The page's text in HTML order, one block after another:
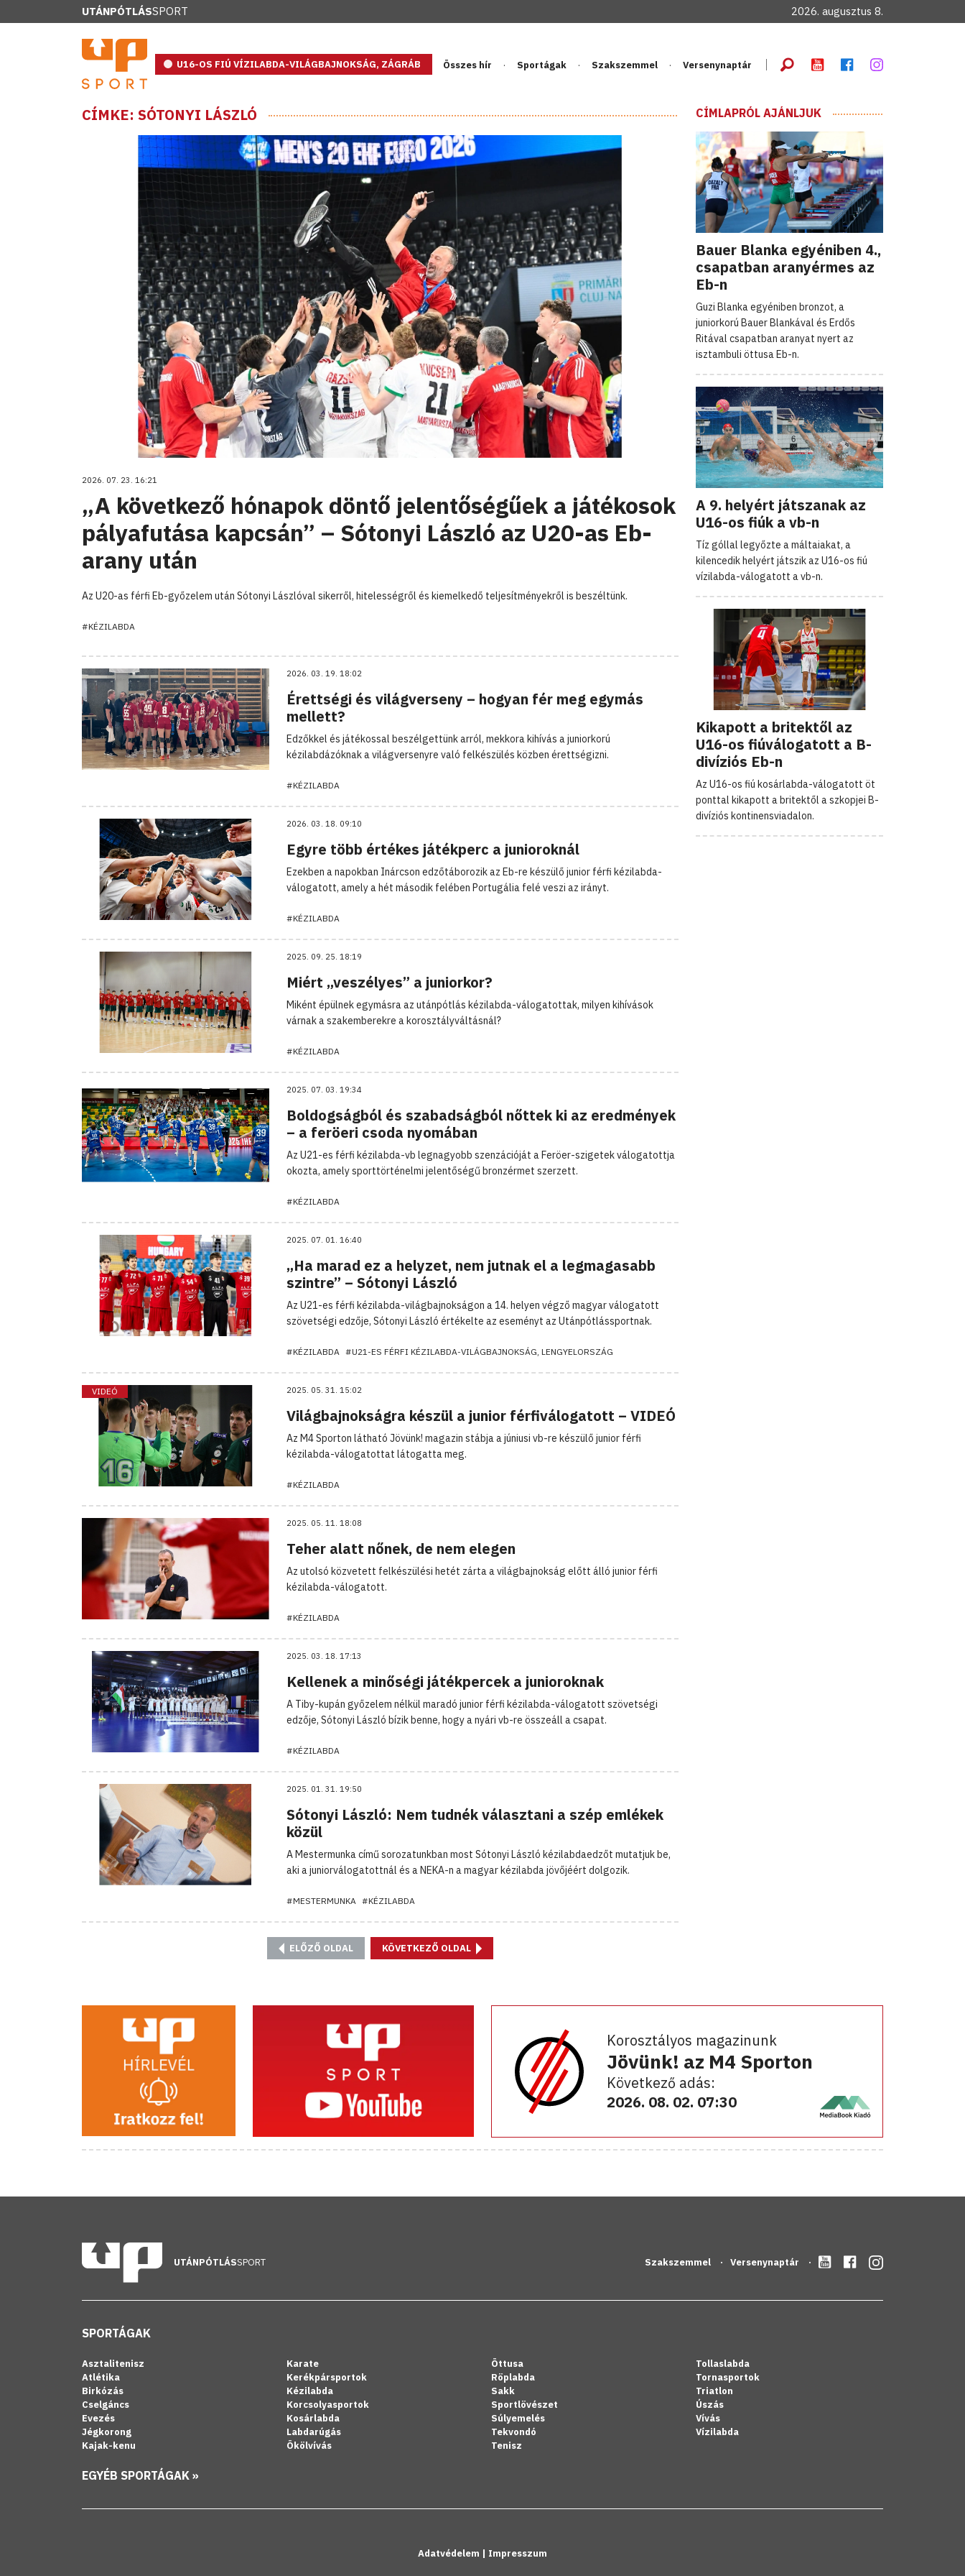
UTÁNPÓTLÁSSPORT 2026. augusztus 8.
U16-OS FIÚ VÍZILABDA-VILÁGBAJNOKSÁG, ZÁGRÁB Összes hír Sportágak Szakszemmel Versenynaptár
CÍMKE: SÓTONYI LÁSZLÓ
2026. 07. 23. 16:21
„A következő hónapok döntő jelentőségűek a játékosok
pályafutása kapcsán” – Sótonyi László az U20-as Eb-
arany után
Az U20-as férfi Eb-győzelem után Sótonyi Lászlóval sikerről, hitelességről és kiemelkedő teljesítményekről is beszéltünk.
#KÉZILABDA
2026. 03. 19. 18:02
Érettségi és világverseny – hogyan fér meg egymás
mellett?
Edzőkkel és játékossal beszélgettünk arról, mekkora kihívás a juniorkorú
kézilabdázóknak a világversenyre való felkészülés közben érettségizni.
#KÉZILABDA
2026. 03. 18. 09:10
Egyre több értékes játékperc a junioroknál
Ezekben a napokban Inárcson edzőtáborozik az Eb-re készülő junior férfi kézilabda-
válogatott, amely a hét második felében Portugália felé veszi az irányt.
#KÉZILABDA
2025. 09. 25. 18:19
Miért „veszélyes” a juniorkor?
Miként épülnek egymásra az utánpótlás kézilabda-válogatottak, milyen kihívások
várnak a szakemberekre a korosztályváltásnál?
#KÉZILABDA
2025. 07. 03. 19:34
Boldogságból és szabadságból nőttek ki az eredmények
– a feröeri csoda nyomában
Az U21-es férfi kézilabda-vb legnagyobb szenzációját a Feröer-szigetek válogatottja
okozta, amely sporttörténelmi jelentőségű bronzérmet szerzett.
#KÉZILABDA
2025. 07. 01. 16:40
„Ha marad ez a helyzet, nem jutnak el a legmagasabb
szintre” – Sótonyi László
Az U21-es férfi kézilabda-világbajnokságon a 14. helyen végző magyar válogatott
szövetségi edzője, Sótonyi László értékelte az eseményt az Utánpótlássportnak.
#KÉZILABDA #U21-ES FÉRFI KÉZILABDA-VILÁGBAJNOKSÁG, LENGYELORSZÁG
VIDEÓ 2025. 05. 31. 15:02
Világbajnokságra készül a junior férfiválogatott – VIDEÓ
Az M4 Sporton látható Jövünk! magazin stábja a júniusi vb-re készülő junior férfi
kézilabda-válogatottat látogatta meg.
#KÉZILABDA
2025. 05. 11. 18:08
Teher alatt nőnek, de nem elegen
Az utolsó közvetett felkészülési hetét zárta a világbajnokság előtt álló junior férfi
kézilabda-válogatott.
#KÉZILABDA
2025. 03. 18. 17:13
Kellenek a minőségi játékpercek a junioroknak
A Tiby-kupán győzelem nélkül maradó junior férfi kézilabda-válogatott szövetségi
edzője, Sótonyi László bízik benne, hogy a nyári vb-re összeáll a csapat.
#KÉZILABDA
2025. 01. 31. 19:50
Sótonyi László: Nem tudnék választani a szép emlékek
közül
A Mestermunka című sorozatunkban most Sótonyi László kézilabdaedzőt mutatjuk be,
aki a juniorválogatottnál és a NEKA-n a magyar kézilabda jövőjéért dolgozik.
#MESTERMUNKA #KÉZILABDA
ELŐZŐ OLDAL KÖVETKEZŐ OLDAL
CÍMLAPRÓL AJÁNLJUK
Bauer Blanka egyéniben 4.,
csapatban aranyérmes az
Eb-n
Guzi Blanka egyéniben bronzot, a
juniorkorú Bauer Blankával és Erdős
Ritával csapatban aranyat nyert az
isztambuli öttusa Eb-n.
A 9. helyért játszanak az
U16-os fiúk a vb-n
Tíz góllal legyőzte a máltaiakat, a
kilencedik helyért játszik az U16-os fiú
vízilabda-válogatott a vb-n.
Kikapott a britektől az
U16-os fiúválogatott a B-
divíziós Eb-n
Az U16-os fiú kosárlabda-válogatott öt
ponttal kikapott a britektől a szkopjei B-
divíziós kontinensviadalon.
Korosztályos magazinunk
Jövünk! az M4 Sporton
Következő adás:
2026. 08. 02. 07:30
UTÁNPÓTLÁSSPORT Szakszemmel Versenynaptár
SPORTÁGAK
Asztalitenisz
Atlétika
Birkózás
Cselgáncs
Evezés
Jégkorong
Kajak-kenu
Karate
Kerékpársportok
Kézilabda
Korcsolyasportok
Kosárlabda
Labdarúgás
Ökölvívás
Öttusa
Röplabda
Sakk
Sportlövészet
Súlyemelés
Tekvondó
Tenisz
Tollaslabda
Tornasportok
Triatlon
Úszás
Vívás
Vízilabda
EGYÉB SPORTÁGAK »
Adatvédelem | Impresszum